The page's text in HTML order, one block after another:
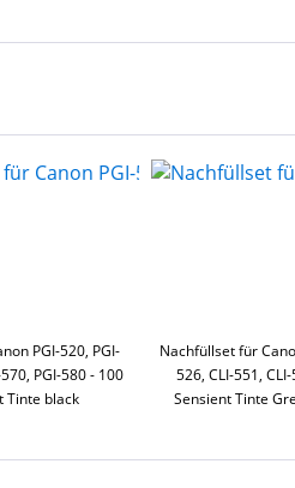
PGI-520, PGI-
PGI-580 - 100
Tinte black
Nachfüllset für
526, CLI-551,
Sensient Tinte